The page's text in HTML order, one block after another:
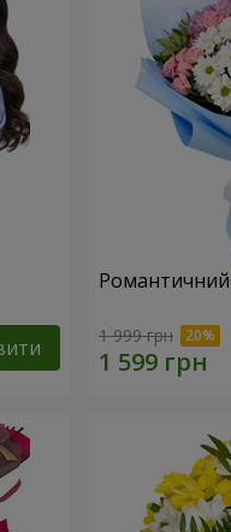
Романтичний
1 999 грн